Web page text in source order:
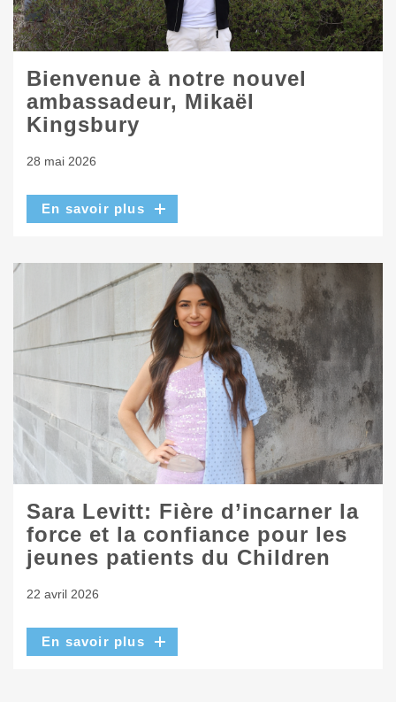
Bienvenue à notre nouvel
ambassadeur, Mikaël
Kingsbury
28 mai 2026
En savoir plus
Sara Levitt: Fière d’incarner la
force et la confiance pour les
jeunes patients du Children
22 avril 2026
En savoir plus